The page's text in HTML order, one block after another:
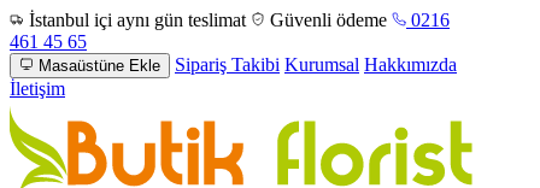
İstanbul içi aynı gün teslimat Güvenli ödeme
0216
461 45 65
Masaüstüne Ekle Sipariş Takibi Kurumsal Hakkımızda
İletişim